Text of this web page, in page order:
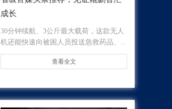
成长
30分钟续航、3公斤最大载荷，这款无人
机还能快速向被困人员投送急救药品、...
查看全文